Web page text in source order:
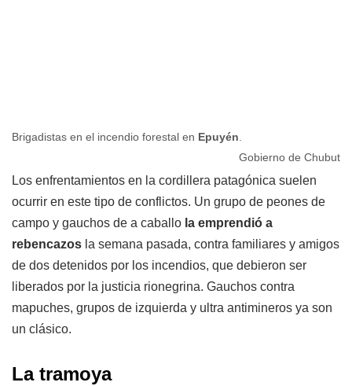
Brigadistas en el incendio forestal en Epuyén.
Gobierno de Chubut
Los enfrentamientos en la cordillera patagónica suelen
ocurrir en este tipo de conflictos. Un grupo de peones de
campo y gauchos de a caballo la emprendió a
rebencazos la semana pasada, contra familiares y amigos
de dos detenidos por los incendios, que debieron ser
liberados por la justicia rionegrina. Gauchos contra
mapuches, grupos de izquierda y ultra antimineros ya son
un clásico.
La tramoya